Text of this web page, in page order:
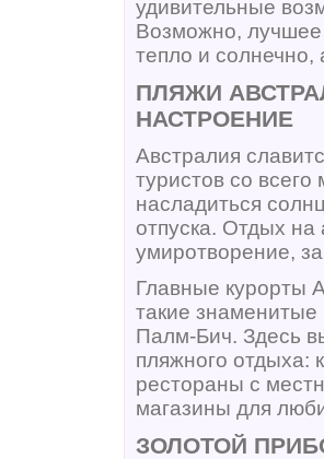
удивительные
Возможно, лучшее
тепло и солнечно,
ПЛЯЖИ
НАСТРОЕНИЕ
Австралия
туристов со
насладиться
отпуска. Отдых на
умиротворение,
Главные курорты
такие
Палм-Бич. Здесь
пляжного отдыха:
рестораны с
магазины для
ЗОЛОТОЙ